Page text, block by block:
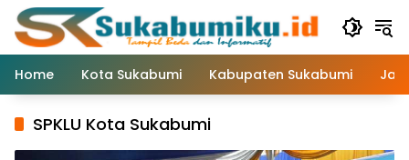
Langsung
konten
Home Kota Sukabumi Kabupaten Sukabumi
SPKLU Kota Sukabumi